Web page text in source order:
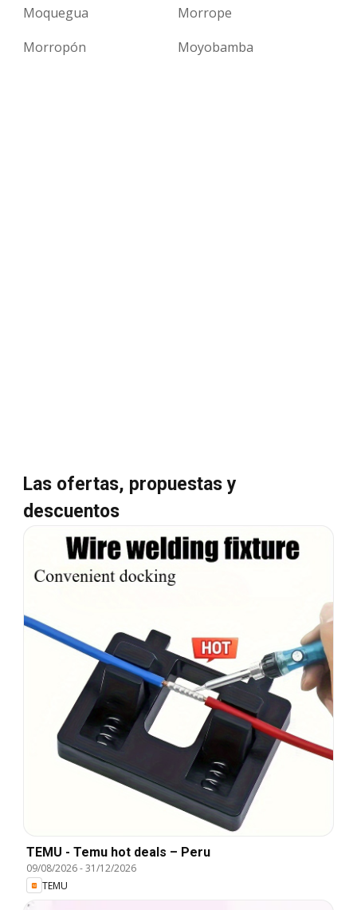
Moquegua
Morrope
Morropón
Moyobamba
Las ofertas, propuestas y
descuentos
TEMU - Temu hot deals – Peru
09/08/2026-31/12/2026
TEMU